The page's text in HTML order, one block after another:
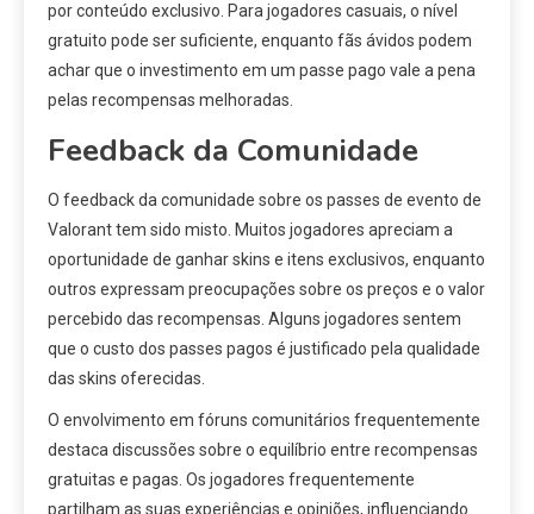
por conteúdo exclusivo. Para jogadores casuais, o nível
gratuito pode ser suficiente, enquanto fãs ávidos podem
achar que o investimento em um passe pago vale a pena
pelas recompensas melhoradas.
Feedback da Comunidade
O feedback da comunidade sobre os passes de evento de
Valorant tem sido misto. Muitos jogadores apreciam a
oportunidade de ganhar skins e itens exclusivos, enquanto
outros expressam preocupações sobre os preços e o valor
percebido das recompensas. Alguns jogadores sentem
que o custo dos passes pagos é justificado pela qualidade
das skins oferecidas.
O envolvimento em fóruns comunitários frequentemente
destaca discussões sobre o equilíbrio entre recompensas
gratuitas e pagas. Os jogadores frequentemente
partilham as suas experiências e opiniões, influenciando